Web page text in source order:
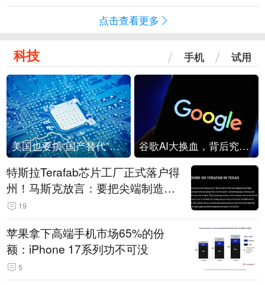
点击查看更多
科技 手机 试用
美国也要搞“国产替代”？先算清三笔账 谷歌AI大换血，背后究竟发生了什么？
特斯拉Terafab芯片工厂正式落户得
州！马斯克放言：要把尖端制造带
回美国
19
苹果拿下高端手机市场65%的份
额：iPhone 17系列功不可没
5